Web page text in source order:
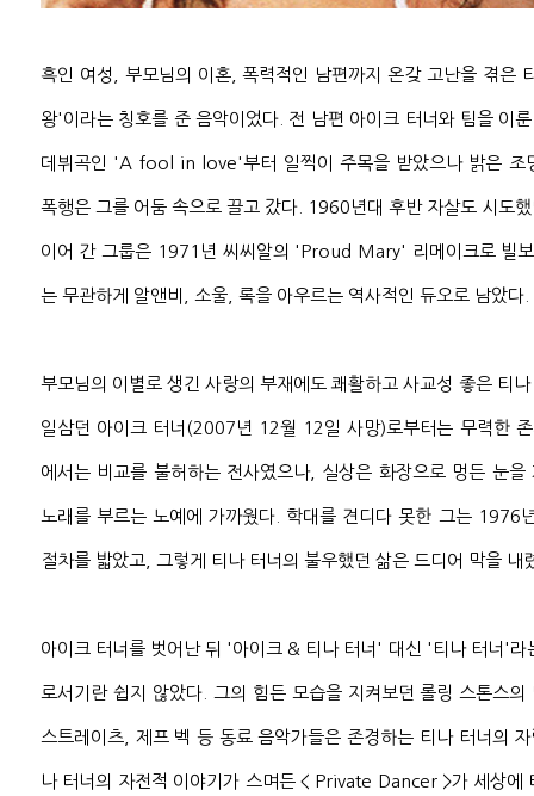
흑인 여성, 부모님의 이혼, 폭력적인 남편까지 온갖 고난을 겪은
왕'이라는 칭호를 준 음악이었다. 전 남편 아이크 터너와 팀을 이
데뷔곡인 'A fool in love'부터 일찍이 주목을 받았으나 밝은 조
폭행은 그를 어둠 속으로 끌고 갔다. 1960년대 후반 자살도 시도
이어 간 그룹은 1971년 씨씨알의 'Proud Mary' 리메이크로 빌
는 무관하게 알앤비, 소울, 록을 아우르는 역사적인 듀오로 남았다.
부모님의 이별로 생긴 사랑의 부재에도 쾌활하고 사교성 좋은 티
일삼던 아이크 터너(2007년 12월 12일 사망)로부터는 무력한
에서는 비교를 불허하는 전사였으나, 실상은 화장으로 멍든 눈
노래를 부르는 노예에 가까웠다. 학대를 견디다 못한 그는 1976
절차를 밟았고, 그렇게 티나 터너의 불우했던 삶은 드디어 막을 내
아이크 터너를 벗어난 뒤 '아이크 & 티나 터너' 대신 '티나 터너'라
로서기란 쉽지 않았다. 그의 힘든 모습을 지켜보던 롤링 스톤스
스트레이츠, 제프 벡 등 동료 음악가들은 존경하는 티나 터너의
나 터너의 자전적 이야기가 스며든 < Private Dancer >가 세상에